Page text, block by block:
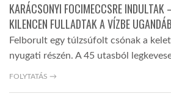
KARÁCSONYI FOCIMECCSRE INDULTAK
KILENCEN FULLADTAK A VÍZBE
Felborult egy túlzsúfolt csónak a
nyugati részén. A 45 utasból
FOLYTATÁS →